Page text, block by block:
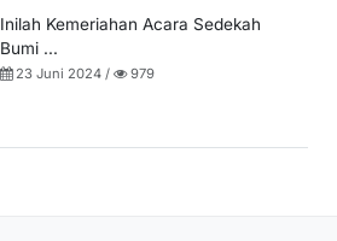
Inilah Kemeriahan Acara Sedekah
Bumi ...
23 Juni 2024 / 979